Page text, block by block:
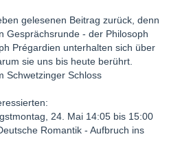
gelesenen Beitrag zurück, denn
Gesprächsrunde - der Philosoph
Prégardien unterhalten sich über
sie uns bis heute berührt.
Schwetzinger Schloss
24. Mai 14:05 bis 15:00
Romantik - Aufbruch ins